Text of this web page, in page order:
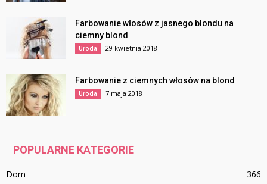
Farbowanie włosów z jasnego blondu na
ciemny blond
Uroda 29 kwietnia 2018
Farbowanie z ciemnych włosów na blond
Uroda 7 maja 2018
POPULARNE KATEGORIE
Dom
366